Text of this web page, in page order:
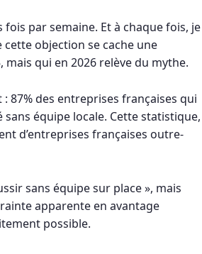
par semaine. Et à chaque fois, je
objection se cache une
qui en 2026 relève du mythe.
87% des entreprises françaises qui
équipe locale. Cette statistique,
d’entreprises françaises outre-
sans équipe sur place », mais
apparente en avantage
possible.